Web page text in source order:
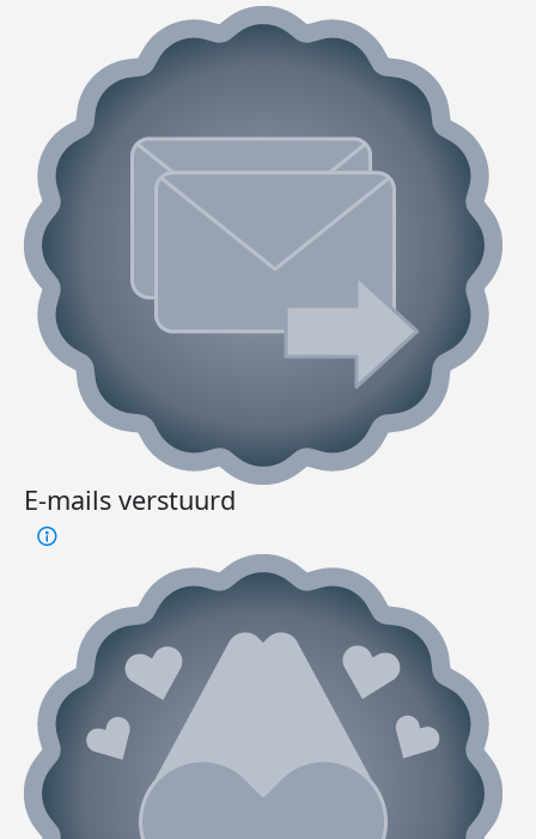
E-mails verstuurd